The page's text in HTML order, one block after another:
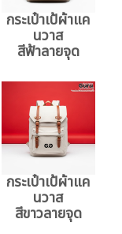
กระเป๋าเป้ผ้าแค
นวาส
สีฟ้าลายจุด
กระเป๋าเป้ผ้าแค
นวาส
สีขาวลายจุด